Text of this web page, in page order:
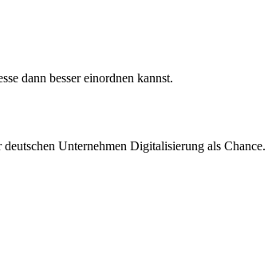
dann besser einordnen kannst.
Unternehmen Digitalisierung als